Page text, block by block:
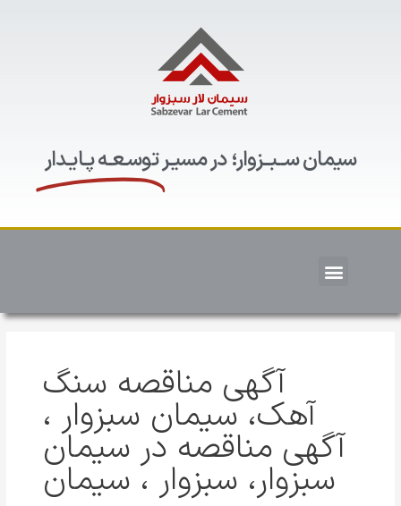
سیمان ســبــزوار؛ در مسیـرتوسـعـه پـایـدار
آگهی مناقصه سنگ
آهک، سیمان سبزوار ،
آگهی مناقصه در سیمان
سبزوار، سبزوار ، سیمان